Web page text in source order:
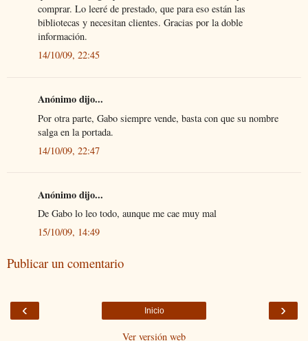
comprar. Lo leeré de prestado, que para eso están las
bibliotecas y necesitan clientes. Gracias por la doble
información.
14/10/09, 22:45
Anónimo dijo...
Por otra parte, Gabo siempre vende, basta con que su nombre
salga en la portada.
14/10/09, 22:47
Anónimo dijo...
De Gabo lo leo todo, aunque me cae muy mal
15/10/09, 14:49
Publicar un comentario
‹ ›
Inicio
Ver versión web